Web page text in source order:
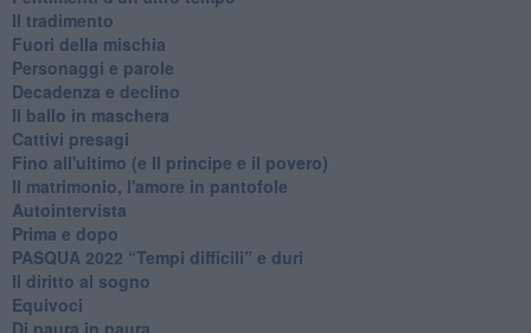
Il tradimento
Fuori della mischia
Personaggi e parole
Decadenza e declino
Il ballo in maschera
Cattivi presagi
Fino all'ultimo (e Il principe e il povero)
Il matrimonio, l'amore in pantofole
Autointervista
Prima e dopo
​PASQUA 2022 “Tempi difficili” e duri
Il diritto al sogno
Equivoci
Di paura in paura